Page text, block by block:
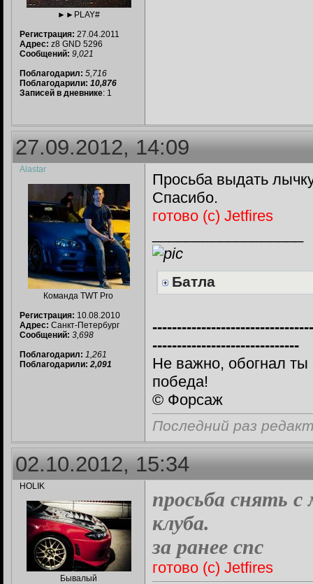
►►PLAY#
Регистрация: 27.04.2011
Адрес: z8 GND 5296
Сообщений: 9,021
Поблагодарил: 5,716
Поблагодарили: 10,876
Записей в дневнике: 1
27.09.2012, 14:09
Alastar
Команда TWT Pro
Регистрация: 10.08.2010
Адрес: Санкт-Петербург
Сообщений: 3,698
Поблагодарил: 1,261
Поблагодарили: 2,091
Просьба выдать
Спасибо.
готово (с) Jetfires
Батла
------------------------------
Не важно, обогнал
победа!
© Форсаж
Последний раз
02.10.2012, 15:34
HOLIK
Бывалый
просьба снять
клуба.
за ранее спс
готово (с) Jetfires